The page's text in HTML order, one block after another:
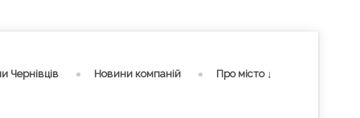
Чернівців Новини компаній Про місто ↓